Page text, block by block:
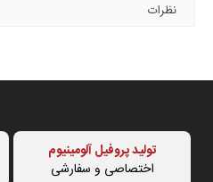
نظرات
تولید پروفیل آلومینیوم
اختصاصی و سفارشی